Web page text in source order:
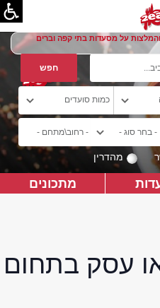
על מסעדות בתי קפה וברים
מהדרין
מתכונים
עסק בתחום